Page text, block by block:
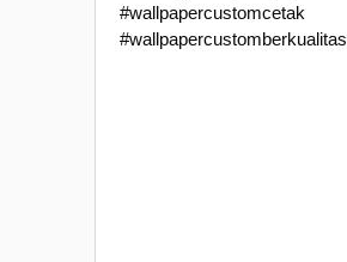
#wallpapercustomcetak
#wallpapercustomberkualitas